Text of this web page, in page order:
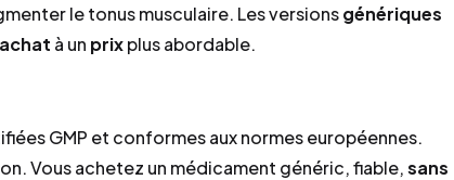
le tonus musculaire. Les versionsgénériques
achat à un prixplus abordable.
GMP et conformes aux normes européennes.
Vous achetez un médicament généric, fiable,sans